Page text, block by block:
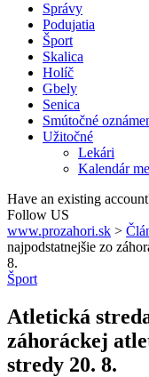
Správy
Podujatia
Šport
Skalica
Holíč
Gbely
Senica
Smútočné
Užitočné
Lekári
Kalendár
Have an existing
Follow US
www.prozahori.sk >
najpodstatnejšie zo
8.
Šport
Atletická
záhoráckej
stredy 20. 8.